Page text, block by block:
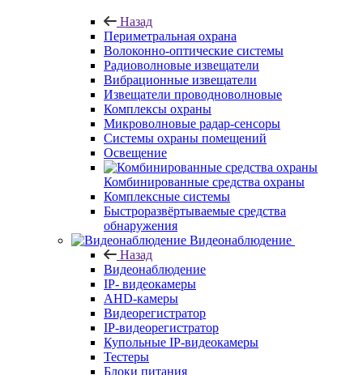
Назад
Периметральная охрана
Волоконно-оптические системы
Радиоволновые извещатели
Вибрационные извещатели
Извещатели проводноволновые
Комплексы охраны
Микроволновые радар-сенсоры
Системы охраны помещений
Освещение
Комбинированные средства охраны
Комплексные системы
Быстроразвёртываемые средства
обнаружения
Видеонаблюдение
Назад
Видеонаблюдение
IP- видеокамеры
AHD-камеры
Видеорегистратор
IP-видеорегистратор
Купольные IP-видеокамеры
Тестеры
Блоки питания